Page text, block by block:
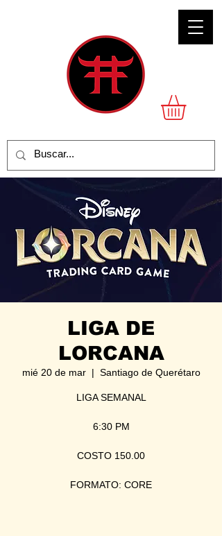
LIGA DE
LORCANA
mié 20 de mar
  |
Santiago de Querétaro
LIGA SEMANAL
6:30 PM
COSTO 150.00
FORMATO: CORE